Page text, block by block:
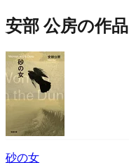
安部 公房の作品
砂の女